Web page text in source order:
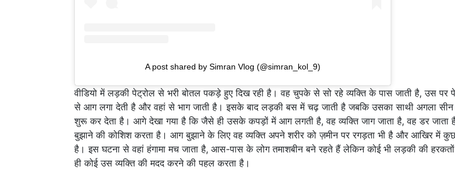
A post shared by Simran Vlog (@simran_kol_9)
वीडियो में लड़की पेट्रोल से भरी बोतल पकड़े हुए दिख रही है। वह चुपके से सो रहे व्यक्ति के पास जाती है, उस पर
से आग लगा देती है और वहां से भाग जाती है। इसके बाद लड़की बस में चढ़ जाती है जबकि उसका साथी अगला सीन
शुरू कर देता है। आगे देखा गया है कि जैसे ही उसके कपड़ों में आग लगती है, वह व्यक्ति जाग जाता है, वह डर
बुझाने की कोशिश करता है। आग बुझाने के लिए वह व्यक्ति अपने शरीर को ज़मीन पर रगड़ता भी है और आखिर में
है। इस घटना से वहां हंगामा मच जाता है, आस-पास के लोग तमाशबीन बने रहते हैं लेकिन कोई भी लड़की की
ही कोई उस व्यक्ति की मदद करने की पहल करता है।